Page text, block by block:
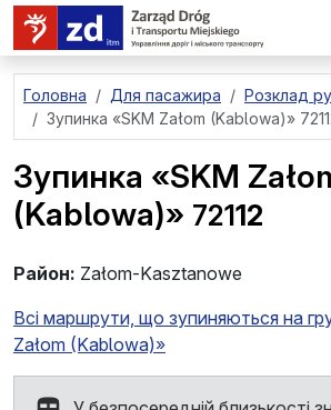
перейти до основного вмісту
Головна Для пасажира
Розклад
Зупинка «SKM Załom (Kablowa)»
Зупинка «SKM
(Kablowa)» 72112
Район: Załom-Kasztanowe
Всі маршрути, що зупиняються на
Załom (Kablowa)»